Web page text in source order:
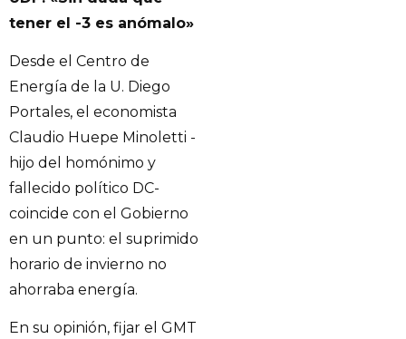
tener el -3 es anómalo»
Desde el Centro de
Energía de la U. Diego
Portales, el economista
Claudio Huepe Minoletti -
hijo del homónimo y
fallecido político DC-
coincide con el Gobierno
en un punto: el suprimido
horario de invierno no
ahorraba energía.
En su opinión, fijar el GMT